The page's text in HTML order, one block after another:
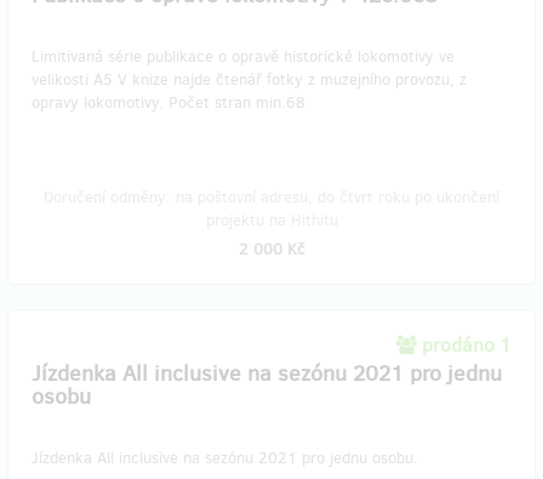
Limitivaná série publikace o opravě historické lokomotivy ve
velikosti A5 V knize najde čtenář fotky z muzejního provozu, z
opravy lokomotivy. Počet stran min.68
2 000 Kč
prodáno 1
Jízdenka All inclusive na sezónu 2021 pro jednu
osobu
Jízdenka All inclusive na sezónu 2021 pro jednu osobu.